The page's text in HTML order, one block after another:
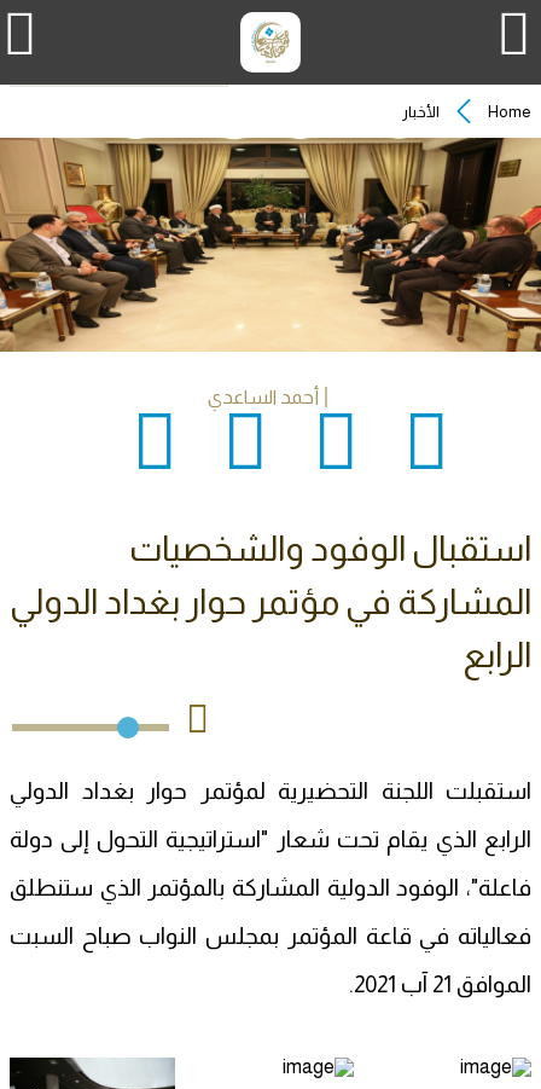
Home الأخبار
أحمد الساعدي
استقبال الوفود والشخصيات
المشاركة في مؤتمر حوار بغداد الدولي
الرابع
استقبلت اللجنة التحضيرية لمؤتمر حوار بغداد الدولي
الرابع الذي يقام تحت شعار "استراتيجية التحول إلى دولة
فاعلة"، الوفود الدولية المشاركة بالمؤتمر الذي ستنطلق
فعالياته في قاعة المؤتمر بمجلس النواب صباح السبت
الموافق 21 آب 2021.